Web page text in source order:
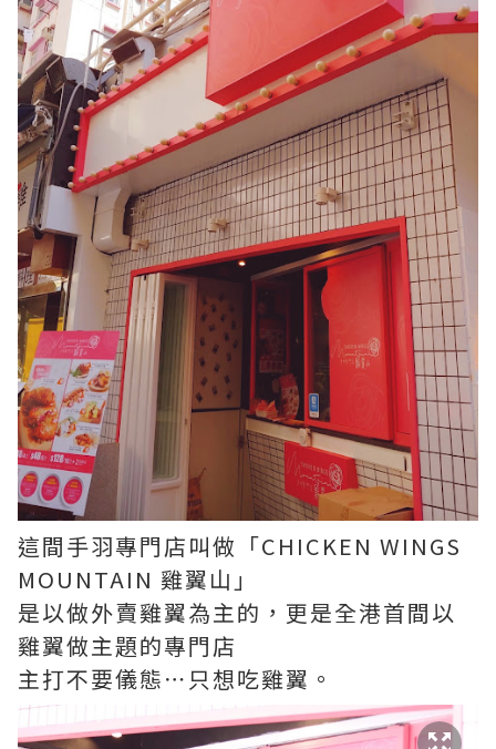
這間手羽專門店叫做「CHICKEN WINGS
MOUNTAIN 雞翼山」
是以做外賣雞翼為主的，更是全港首間以
雞翼做主題的專門店
主打不要儀態⋯只想吃雞翼。